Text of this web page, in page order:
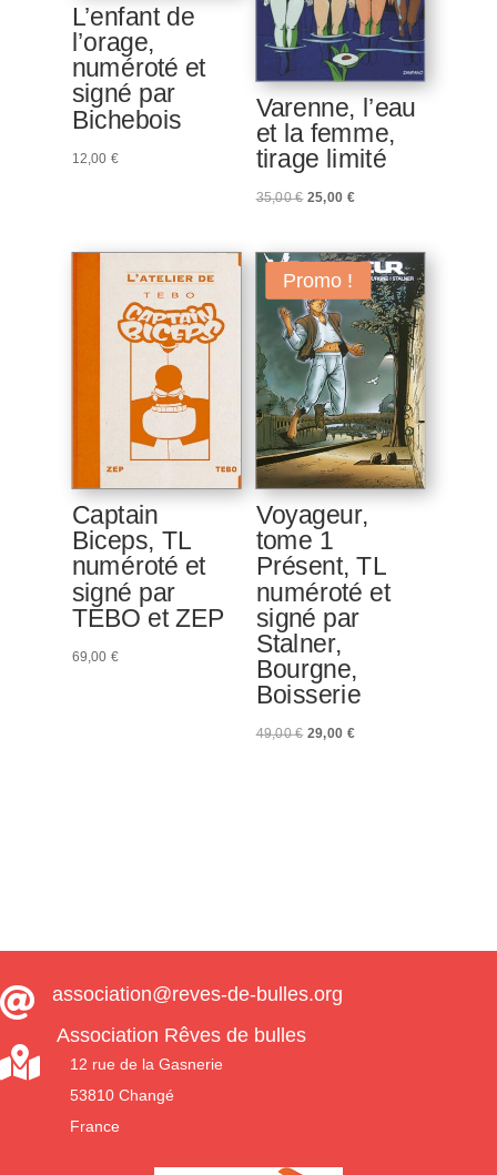
L’enfant de
l’orage,
numéroté et
signé par
Bichebois
12,00 €
Varenne, l’eau
et la femme,
tirage limité
35,00€ Le
initial
était :
35,00 €.
25,00 €Le
actuel
est :
25,00 €.
Captain
Biceps, TL
numéroté et
signé par
TEBO et ZEP
69,00 €
Promo !
Voyageur,
tome 1
Présent, TL
numéroté et
signé par
Stalner,
Bourgne,
Boisserie
49,00€ Le
29,00 €Le
 association@reves-de-bulles.org

Association Rêves de bulles
12 rue de la Gasnerie
53810 Changé
France